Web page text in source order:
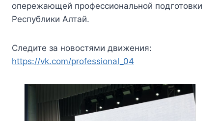
опережающей профессиональной подготовки
Республики Алтай.
Следите за новостями движения:
https://vk.com/professional_04